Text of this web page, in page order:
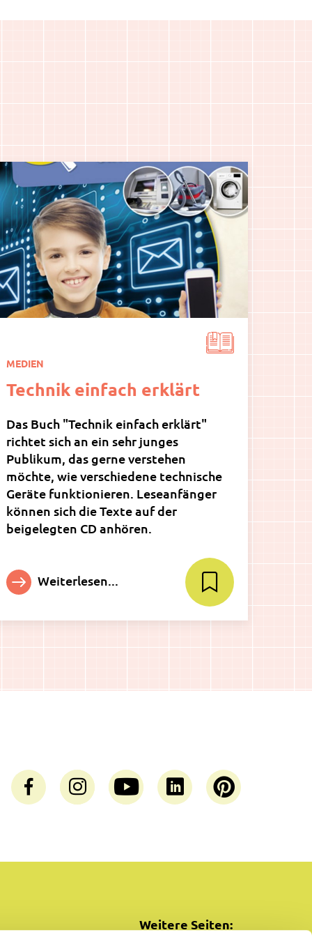
MEDIEN
Technik einfach erklärt
Das Buch "Technik einfach erklärt"
richtet sich an ein sehr junges
Publikum, das gerne verstehen
möchte, wie verschiedene technische
Geräte funktionieren. Leseanfänger
können sich die Texte auf der
beigelegten CD anhören.
Weiterlesen...
Weitere Seiten: